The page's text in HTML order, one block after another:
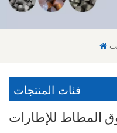
فئات المنتجات
المطاط للإطارات